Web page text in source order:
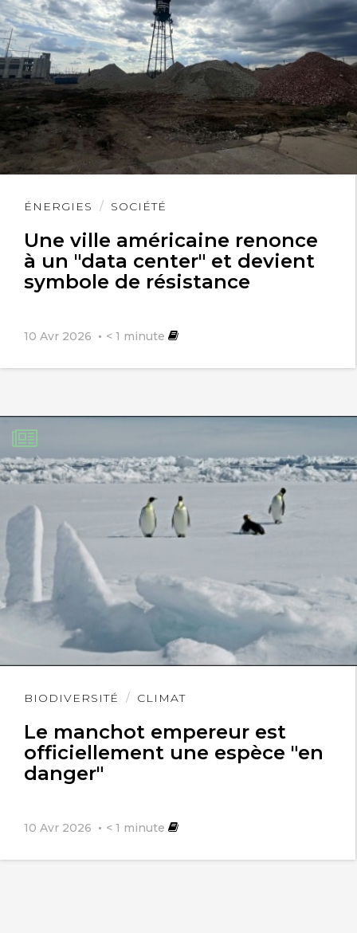
ÉNERGIES SOCIÉTÉ
Une ville américaine renonce
à un "data center" et devient
symbole de résistance
10 Avr 2026 < 1 minute
Lire
BIODIVERSITÉ CLIMAT
Le manchot empereur est
officiellement une espèce "en
danger"
10 Avr 2026 < 1 minute
Lire